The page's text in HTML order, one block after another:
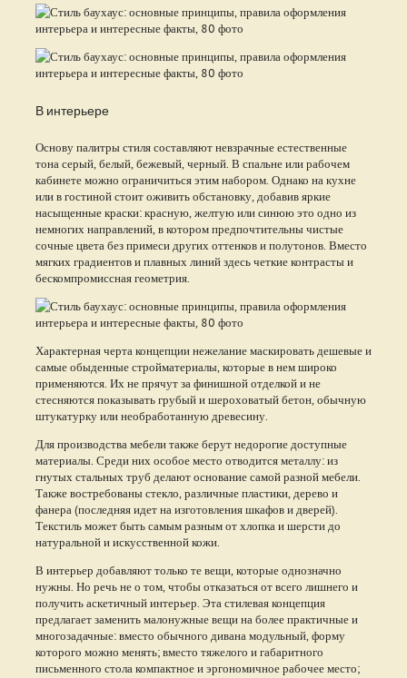
В интерьере
Основу палитры стиля составляют невзрачные естественные
тона серый, белый, бежевый, черный. В спальне или рабочем
кабинете можно ограничиться этим набором. Однако на кухне
или в гостиной стоит оживить обстановку, добавив яркие
насыщенные краски: красную, желтую или синюю это одно из
немногих направлений, в котором предпочтительны чистые
сочные цвета без примеси других оттенков и полутонов. Вместо
мягких градиентов и плавных линий здесь четкие контрасты и
бескомпромиссная геометрия.
Характерная черта концепции нежелание маскировать дешевые и
самые обыденные стройматериалы, которые в нем широко
применяются. Их не прячут за финишной отделкой и не
стесняются показывать грубый и шероховатый бетон, обычную
штукатурку или необработанную древесину.
Для производства мебели также берут недорогие доступные
материалы. Среди них особое место отводится металлу: из
гнутых стальных труб делают основание самой разной мебели.
Также востребованы стекло, различные пластики, дерево и
фанера (последняя идет на изготовления шкафов и дверей).
Текстиль может быть самым разным от хлопка и шерсти до
натуральной и искусственной кожи.
В интерьер добавляют только те вещи, которые однозначно
нужны. Но речь не о том, чтобы отказаться от всего лишнего и
получить аскетичный интерьер. Эта стилевая концепция
предлагает заменить малонужные вещи на более практичные и
многозадачные: вместо обычного дивана модульный, форму
которого можно менять; вместо тяжелого и габаритного
письменного стола компактное и эргономичное рабочее место;